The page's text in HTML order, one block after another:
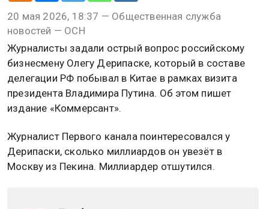
20 мая 2026, 18:37 — Общественная служба
новостей — ОСН
Журналисты задали острый вопрос российскому
бизнесмену Олегу Дерипаске, который в составе
делегации РФ побывал в Китае в рамках визита
президента Владимира Путина. Об этом пишет
издание «Коммерсант».
Журналист Первого канала поинтересовался у
Дерипаски, сколько миллиардов он увезёт в
Москву из Пекина. Миллиардер отшутился.